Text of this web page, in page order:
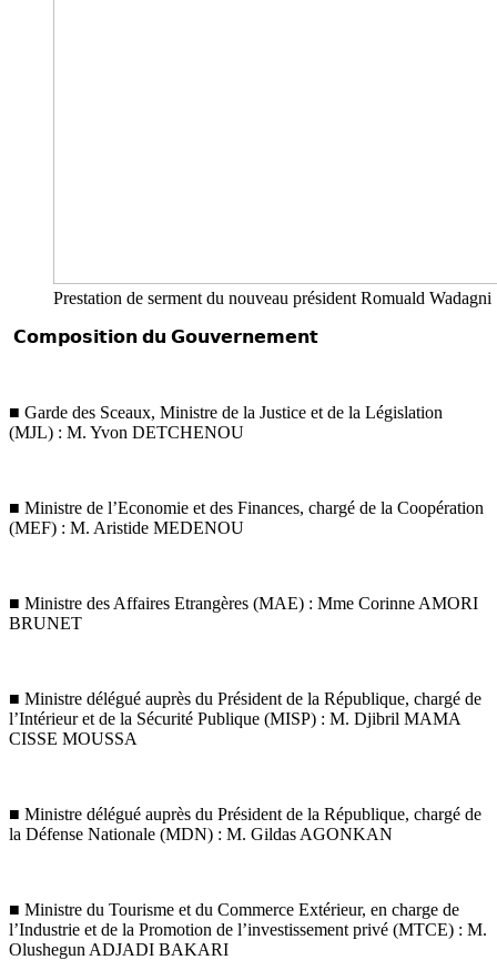
Prestation de serment du nouveau président Romuald Wadagni
𝗖𝗼𝗺𝗽𝗼𝘀𝗶𝘁𝗶𝗼𝗻 𝗱𝘂 𝗚𝗼𝘂𝘃𝗲𝗿𝗻𝗲𝗺𝗲𝗻𝘁
■ Garde des Sceaux, Ministre de la Justice et de la Législation
(MJL) : M. Yvon DETCHENOU
■ Ministre de l’Economie et des Finances, chargé de la Coopération
(MEF) : M. Aristide MEDENOU
■ Ministre des Affaires Etrangères (MAE) : Mme Corinne AMORI
BRUNET
■ Ministre délégué auprès du Président de la République, chargé de
l’Intérieur et de la Sécurité Publique (MISP) : M. Djibril MAMA
CISSE MOUSSA
■ Ministre délégué auprès du Président de la République, chargé de
la Défense Nationale (MDN) : M. Gildas AGONKAN
■ Ministre du Tourisme et du Commerce Extérieur, en charge de
l’Industrie et de la Promotion de l’investissement privé (MTCE) : M.
Olushegun ADJADI BAKARI